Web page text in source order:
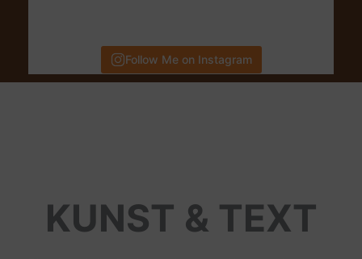
Follow Me on Instagram
KUNST & TEXT